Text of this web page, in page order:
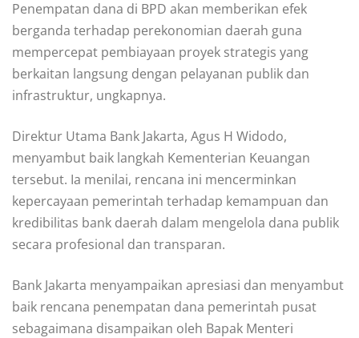
Penempatan dana di BPD akan memberikan efek
berganda terhadap perekonomian daerah guna
mempercepat pembiayaan proyek strategis yang
berkaitan langsung dengan pelayanan publik dan
infrastruktur, ungkapnya.
Direktur Utama Bank Jakarta, Agus H Widodo,
menyambut baik langkah Kementerian Keuangan
tersebut. Ia menilai, rencana ini mencerminkan
kepercayaan pemerintah terhadap kemampuan dan
kredibilitas bank daerah dalam mengelola dana publik
secara profesional dan transparan.
Bank Jakarta menyampaikan apresiasi dan menyambut
baik rencana penempatan dana pemerintah pusat
sebagaimana disampaikan oleh Bapak Menteri